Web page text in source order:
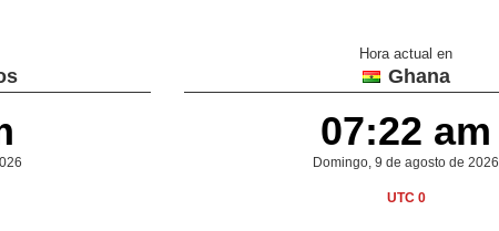
Hora actual en
Ghana
07:22 am
Domingo, 9 de agosto de 2026
UTC 0